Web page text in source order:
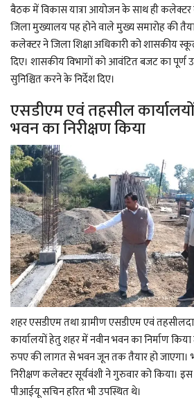
बैठक में विकास यात्रा आयोजन के साथ ही
जिला मुख्यालय पह होने वाले मुख्य समारोह की
कलेक्टर ने जिला शिक्षा अधिकारी को शासकीय
दिए। शासकीय विभागों को आवंटित बजट का पूर्ण
सुनिश्चित करने के निर्देश दिए।
एसडीएम एवं तहसील कार्यालयों
भवन का निरीक्षण किया
शहर एसडीएम तथा ग्रामीण एसडीएम एवं
कार्यालयों हेतु शहर में नवीन भवन का निर्माण
रुपए की लागत से भवन जून तक तैयार हो जाएगा।
निरीक्षण कलेक्टर सूर्यवंशी ने गुरुवार को किया।
पीआईयू सचिन हरित भी उपस्थित थे।